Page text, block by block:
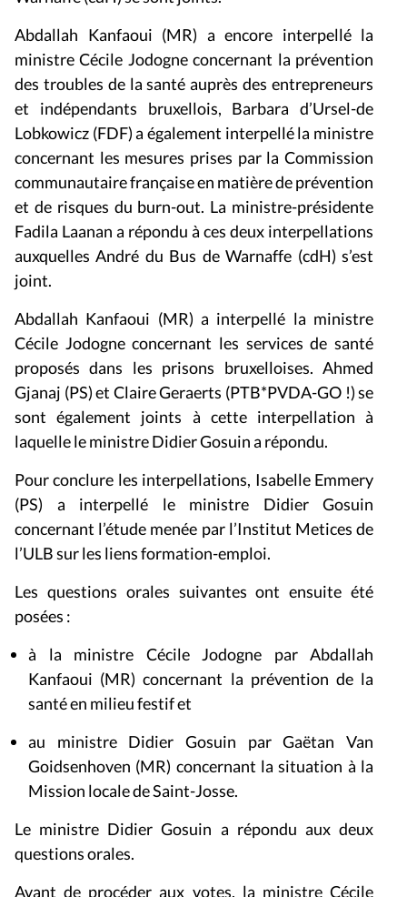
Abdallah Kanfaoui (MR) a encore interpellé la
ministre Cécile Jodogne concernant la prévention
des troubles de la santé auprès des entrepreneurs
et indépendants bruxellois, Barbara d’Ursel-de
Lobkowicz (FDF) a également interpellé la ministre
concernant les mesures prises par la Commission
communautaire française en matière de prévention
et de risques du burn-out. La ministre-présidente
Fadila Laanan a répondu à ces deux interpellations
auxquelles André du Bus de Warnaffe (cdH) s’est
joint.
Abdallah Kanfaoui (MR) a interpellé la ministre
Cécile Jodogne concernant les services de santé
proposés dans les prisons bruxelloises. Ahmed
Gjanaj (PS) et Claire Geraerts (PTB*PVDA-GO !) se
sont également joints à cette interpellation à
laquelle le ministre Didier Gosuin a répondu.
Pour conclure les interpellations, Isabelle Emmery
(PS) a interpellé le ministre Didier Gosuin
concernant l’étude menée par l’Institut Metices de
l’ULB sur les liens formation-emploi.
Les questions orales suivantes ont ensuite été
posées :
à la ministre Cécile Jodogne par Abdallah
Kanfaoui (MR) concernant la prévention de la
santé en milieu festif et
au ministre Didier Gosuin par Gaëtan Van
Goidsenhoven (MR) concernant la situation à la
Mission locale de Saint-Josse.
Le ministre Didier Gosuin a répondu aux deux
questions orales.
Avant de procéder aux votes, la ministre Cécile